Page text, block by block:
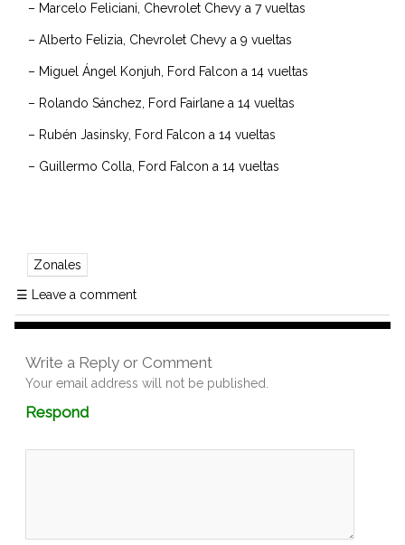
– Marcelo Feliciani, Chevrolet Chevy a 7 vueltas
– Alberto Felizia, Chevrolet Chevy a 9 vueltas
– Miguel Ángel Konjuh, Ford Falcon a 14 vueltas
– Rolando Sánchez, Ford Fairlane a 14 vueltas
– Rubén Jasinsky, Ford Falcon a 14 vueltas
– Guillermo Colla, Ford Falcon a 14 vueltas
Zonales
☰ Leave a comment
Write a Reply or Comment
Your email address will not be published.
RespondComment
box